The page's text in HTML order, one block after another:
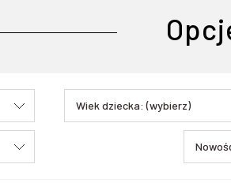
Wiek dziecka: (wybierz)